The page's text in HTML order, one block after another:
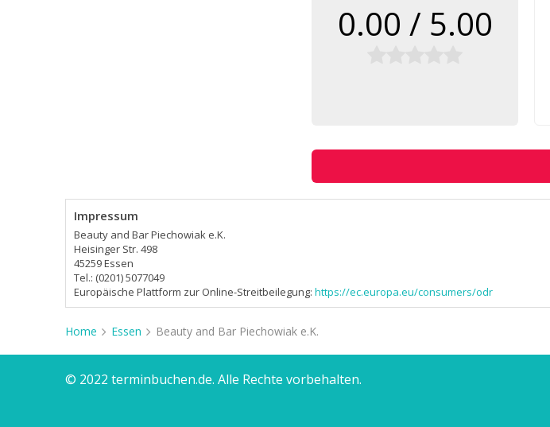
0.00 / 5.00
Impressum
Beauty and Bar Piechowiak e.K.
Heisinger Str. 498
45259 Essen
Tel.: (0201) 5077049
Europäische Plattform zur Online-Streitbeilegung: https://ec.europa.eu/consumers/odr
Home Essen Beauty and Bar Piechowiak e.K.
© 2022 terminbuchen.de. Alle Rechte vorbehalten.